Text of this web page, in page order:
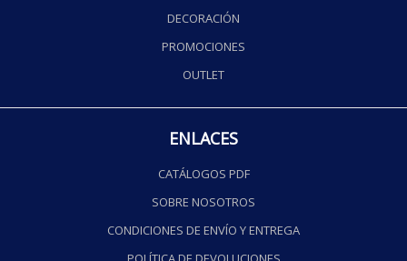
DECORACIÓN
PROMOCIONES
OUTLET
ENLACES
CATÁLOGOS PDF
SOBRE NOSOTROS
CONDICIONES DE ENVÍO Y ENTREGA